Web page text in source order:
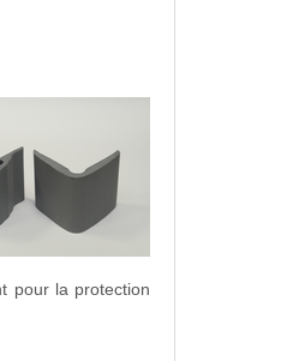
pour la protection